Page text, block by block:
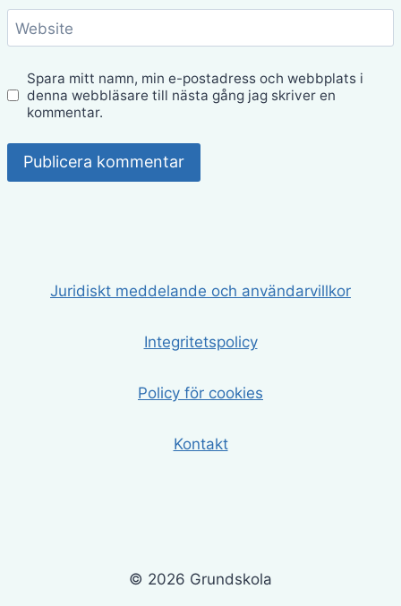
Website
Spara mitt namn, min e-postadress och webbplats i
denna webbläsare till nästa gång jag skriver en
kommentar.
Juridiskt meddelande och användarvillkor
Integritetspolicy
Policy för cookies
Kontakt
© 2026 Grundskola